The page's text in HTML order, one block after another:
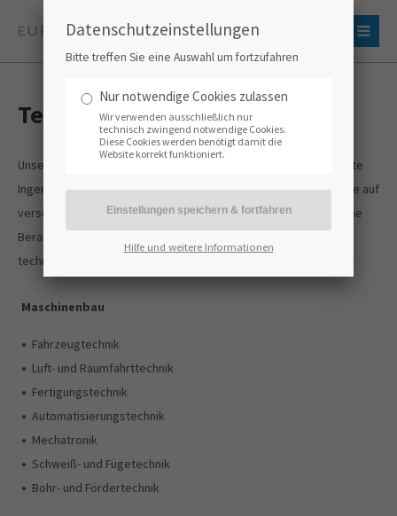
Technische Bereiche
Unsere Patentanwälte und IP-Experten verfügen als ausgebildete
Ingenieure oder Naturwissenschaftler über fundierte Kenntnisse auf
verschiedensten technischen Gebieten. Unsere patentrechtliche
Beratung erstreckt sich auf Innovationen in den folgenden
technischen Bereichen:
Maschinenbau
• Fahrzeugtechnik
• Luft- und Raumfahrttechnik
• Fertigungstechnik
• Automatisierungstechnik
• Mechatronik
• Schweiß- und Fügetechnik
• Bohr- und Fördertechnik
Datenschutzeinstellungen
Bitte treffen Sie eine Auswahl um fortzufahren
Nur notwendige Cookies zulassen
Wir verwenden ausschließlich nur
technisch zwingend notwendige Cookies.
Diese Cookies werden benötigt damit die
Website korrekt funktioniert.
Hilfe und weitere Informationen